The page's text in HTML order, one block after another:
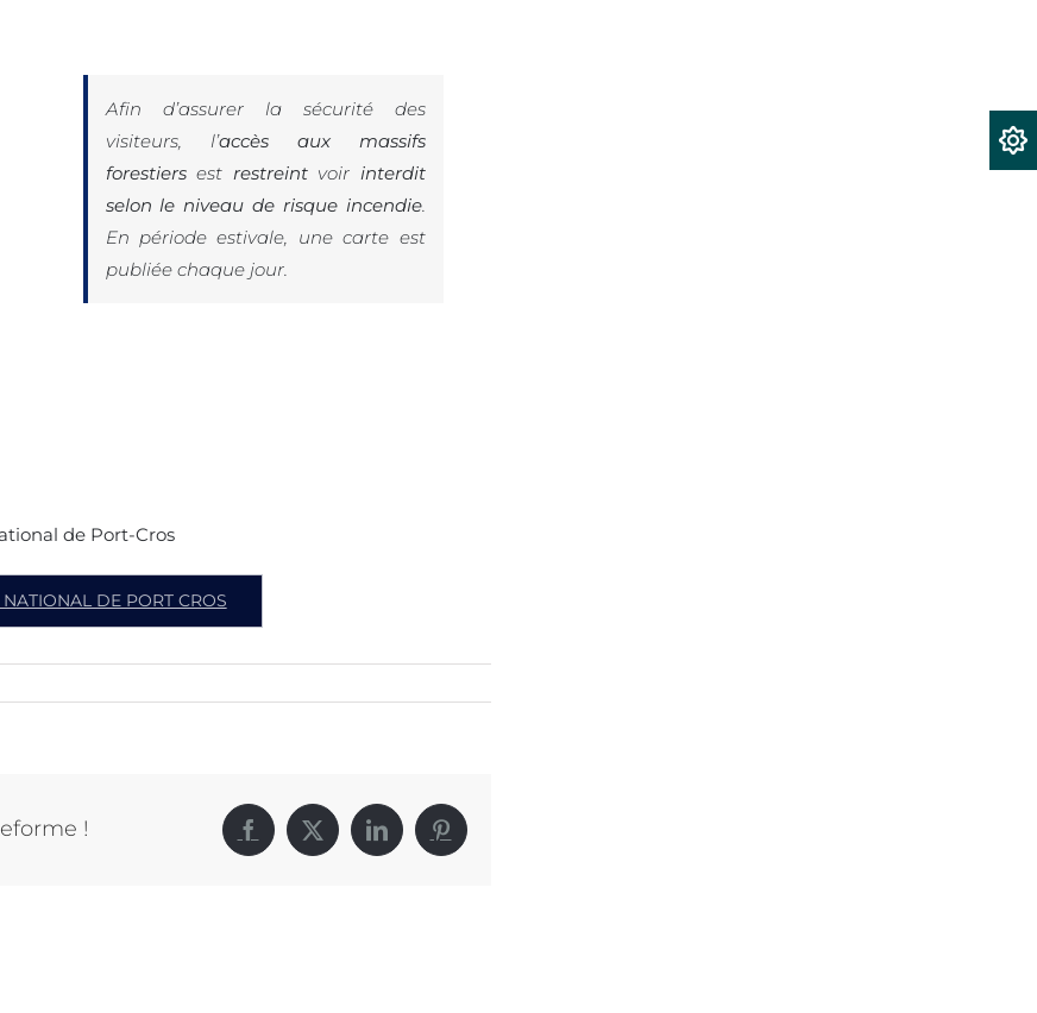
Afin d’assurer la sécurité des
visiteurs, l’accès aux massifs
forestiersest restreintvoir interdit
selon le niveau de risque incendie.
En période estivale, une carte est
publiée chaque jour.
de Port-Cros
DE PORT CROS
! Facebook
X LinkedInPinterest